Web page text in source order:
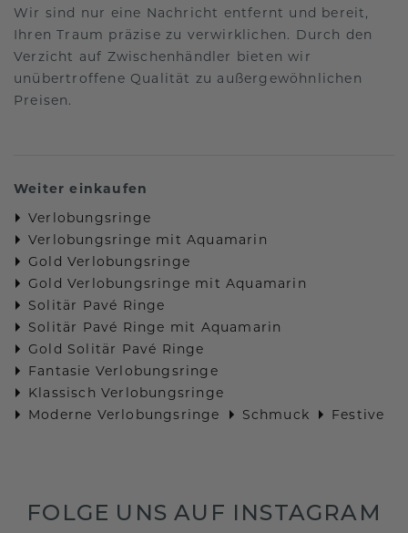
Wir sind nur eine Nachricht entfernt und bereit,
Ihren Traum präzise zu verwirklichen. Durch den
Verzicht auf Zwischenhändler bieten wir
unübertroffene Qualität zu außergewöhnlichen
Preisen.
Weiter einkaufen
Verlobungsringe
Verlobungsringe mit Aquamarin
Gold Verlobungsringe
Gold Verlobungsringe mit Aquamarin
Solitär Pavé Ringe
Solitär Pavé Ringe mit Aquamarin
Gold Solitär Pavé Ringe
Fantasie Verlobungsringe
Klassisch Verlobungsringe
Moderne Verlobungsringe
Schmuck Festive
FOLGE UNS AUF INSTAGRAM